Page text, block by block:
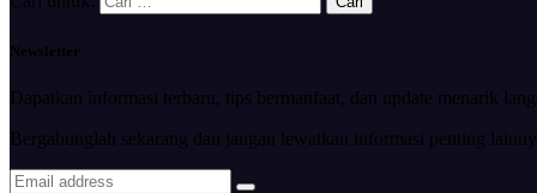
Newsletter
Dapatkan informasi terbaru, tips bermanfaat, dan update menarik
Bergabunglah sekarang dan jangan lewatkan informasi penting